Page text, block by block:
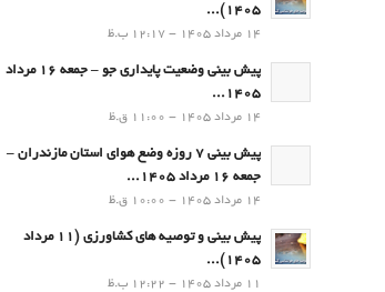
۱۴۰۵)...
14 مرداد 1405 - 12:17 ب.ظ
پیش بینی وضعیت پایداری جو – جمعه 16 مرداد
1405...
14 مرداد 1405 - 11:00 ق.ظ
پیش بینی 7 روزه وضع هوای استان مازندران –
جمعه 16 مرداد 1405...
14 مرداد 1405 - 10:00 ق.ظ
پیش بینی و توصیه های کشاورزی (11 مرداد
۱۴۰۵)...
11 مرداد 1405 - 12:22 ب.ظ